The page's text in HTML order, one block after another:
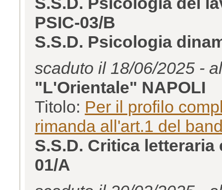
PSIC-03/B
S.S.D. Psicologia
scaduto il 18/06/2025 -
"L'Orientale" NAPOLI
Titolo: Per il profilo
rimanda all'art.1 del
S.S.D. Critica
01/A